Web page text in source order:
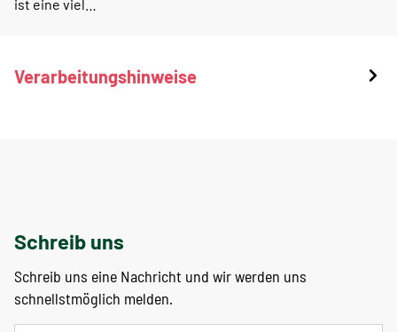
ist eine viel…
Verarbeitungshinweise
Schreib uns
Schreib uns eine Nachricht und wir werden uns
schnellstmöglich melden.